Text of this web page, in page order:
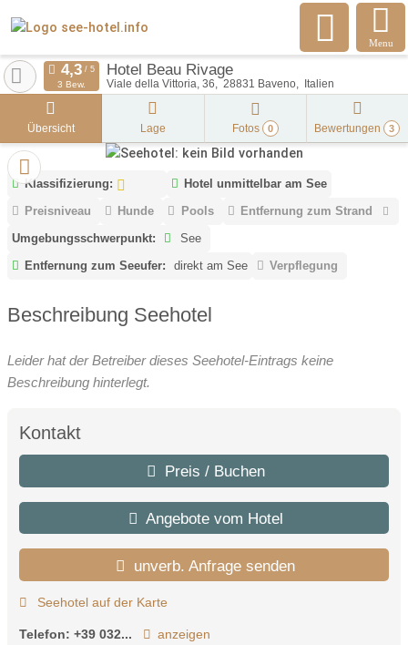
Menu
Hotel Beau Rivage
Viale della Vittoria, 36 28831 Baveno Italien
3 Bew.
Übersicht Lage Fotos 0 Bewertungen 3
Klassifizierung:
Hotel unmittelbar am See
Preisniveau
Hunde Pools
Entfernung zum Strand
Umgebungsschwerpunkt:
See
Entfernung zum Seeufer:
direkt am See Verpflegung
Beschreibung Seehotel
Leider hat der Betreiber dieses Seehotel-Eintrags keine
Beschreibung hinterlegt.
Kontakt
Preis / Buchen
Angebote vom Hotel
unverb. Anfrage senden
Seehotel auf der Karte
Telefon: +39 032... anzeigen